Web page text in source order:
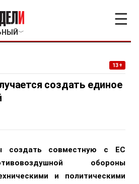
﹀
☰
13+
создать единое
создать совместную с ЕС
обороны
и политическими